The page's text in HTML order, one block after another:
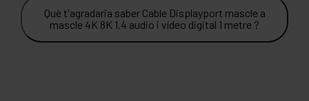
Què t'agradaria saber Cable Displayport mascle a
mascle 4K 8K 1.4 audio i vídeo digital 1 metre ?